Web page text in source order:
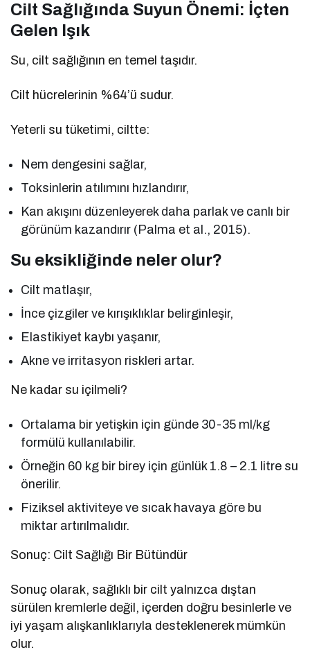
Cilt Sağlığında Suyun Önemi: İçten
Gelen Işık
Su, cilt sağlığının en temel taşıdır.
Cilt hücrelerinin %64’ü sudur.
Yeterli su tüketimi, ciltte:
Nem dengesini sağlar,
Toksinlerin atılımını hızlandırır,
Kan akışını düzenleyerek daha parlak ve canlı bir
görünüm kazandırır (Palma et al., 2015).
Su eksikliğinde neler olur?
Cilt matlaşır,
İnce çizgiler ve kırışıklıklar belirginleşir,
Elastikiyet kaybı yaşanır,
Akne ve irritasyon riskleri artar.
Ne kadar su içilmeli?
Ortalama bir yetişkin için günde 30-35 ml/kg
formülü kullanılabilir.
Örneğin 60 kg bir birey için günlük 1.8 – 2.1 litre su
önerilir.
Fiziksel aktiviteye ve sıcak havaya göre bu
miktar artırılmalıdır.
Sonuç: Cilt Sağlığı Bir Bütündür
Sonuç olarak, sağlıklı bir cilt yalnızca dıştan
sürülen kremlerle değil, içerden doğru besinlerle ve
iyi yaşam alışkanlıklarıyla desteklenerek mümkün
olur.